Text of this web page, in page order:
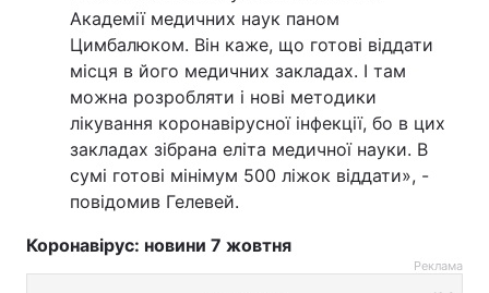
Академії медичних наук паном
Цимбалюком. Він каже, що готові віддати
місця в його медичних закладах. І там
можна розробляти і нові методики
лікування коронавірусної інфекції, бо в цих
закладах зібрана еліта медичної науки. В
сумі готові мінімум 500 ліжок віддати», -
повідомив Гелевей.
Коронавірус: новини 7 жовтня
Реклама